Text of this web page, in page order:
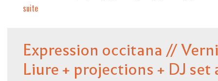
suite­­
Expression occitana //
Liure + projections + DJ